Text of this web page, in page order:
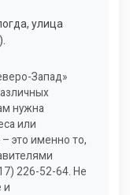
улица
Запад»
нужна
или
это именно то,
226-52-64. Не
и